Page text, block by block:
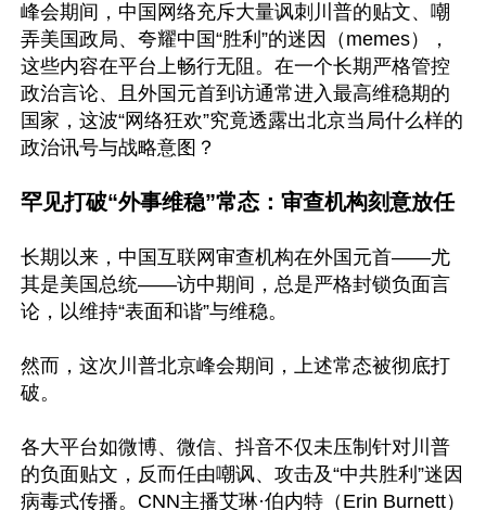
峰会期间，中国网络充斥大量讽刺川普的贴文、嘲
弄美国政局、夸耀中国“胜利”的迷因（memes），
这些内容在平台上畅行无阻。在一个长期严格管控
政治言论、且外国元首到访通常进入最高维稳期的
国家，这波“网络狂欢”究竟透露出北京当局什么样的
政治讯号与战略意图？
罕见打破“外事维稳”常态：审查机构刻意放任
长期以来，中国互联网审查机构在外国元首——尤
其是美国总统——访中期间，总是严格封锁负面言
论，以维持“表面和谐”与维稳。
然而，这次川普北京峰会期间，上述常态被彻底打
破。
各大平台如微博、微信、抖音不仅未压制针对川普
的负面贴文，反而任由嘲讽、攻击及“中共胜利”迷因
病毒式传播。CNN主播艾琳·伯内特（Erin Burnett）